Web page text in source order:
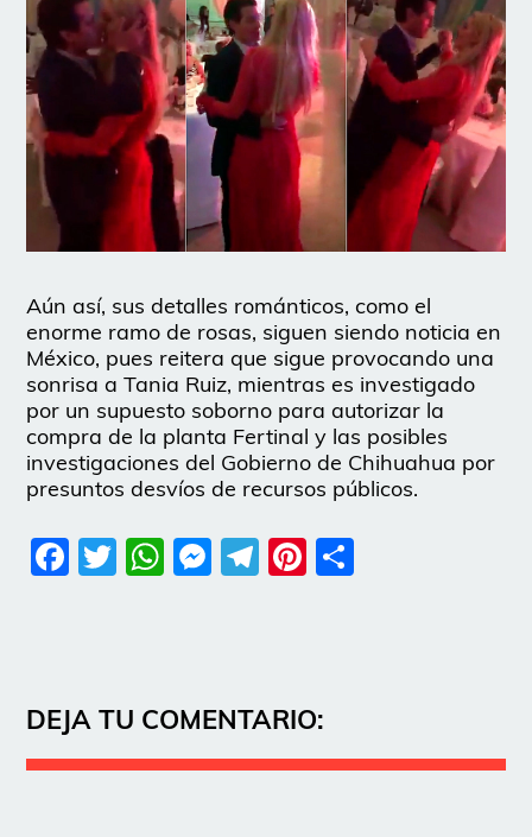
Aún así, sus detalles románticos, como el
enorme ramo de rosas, siguen siendo noticia en
México, pues reitera que sigue provocando una
sonrisa a Tania Ruiz, mientras es investigado
por un supuesto soborno para autorizar la
compra de la planta Fertinal y las posibles
investigaciones del Gobierno de Chihuahua por
presuntos desvíos de recursos públicos.
Facebook
Twitter
WhatsApp
Messenger
Telegram
Pinterest
DEJA TU COMENTARIO: